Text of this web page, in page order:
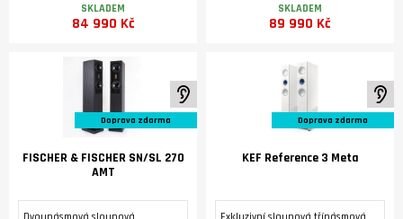
SKLADEM
84 990 Kč
převodníku DM36 a modulem
streameru SM35 Prisma.
SKLADEM
89 990 Kč
K poslechu ve studiu
Doprava zdarma
FISCHER & FISCHER SN/SL 270
AMT
Doprava zdarma
KEF Reference 3 Meta